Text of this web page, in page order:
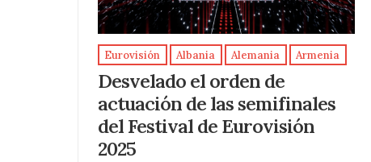
Eurovisión Albania Alemania Armenia
Desvelado el orden de
actuación de las semifinales
del Festival de Eurovisión
2025